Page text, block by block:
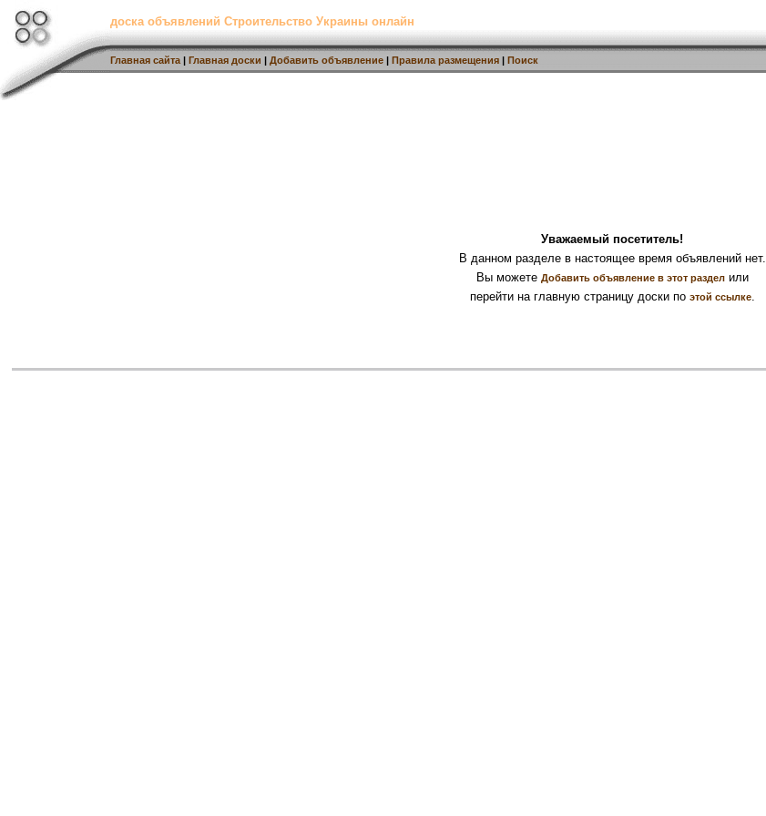
доска объявлений Строительство Украины онлайн
Главная сайта | Главная доски | Добавить объявление | Правила размещения | Поиск
Уважаемый посетитель!
В данном разделе в настоящее время объявлений нет.
Вы можете Добавить объявление в этот разделили
перейти на главную страницу доски по этой ссылке.